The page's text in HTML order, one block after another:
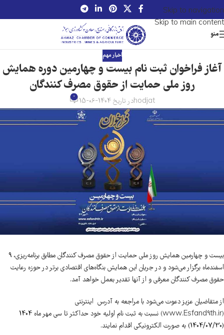
Skip to navigation
Skip to main content
منو
اخبار مهم
آغاز فراخوان ثبت نام بیست و چهارمین دوره همایش
روز ملی حمایت از حقوق مصرف کنندگان
hodjatدر تاریخ 1404-06-15 0
بیست و چهارمین همایش روز ملی حمایت از حقوق مصرف کنندگان مطابق برنامه‌ریزی، 9
اسفندماه برگزار می‌شود و در جریان این همایش بنگاه‌های اقتصادی برتر در حوزه رعایت
حقوق مصرف کنندگان معرفی و از آنها تقدیر بعمل خواهد آمد.
از متقاضیان عزیز دعوت می‌شود با مراجعه به آدرس‌ اینترنتی
(www.Esfand9th.ir)
نسبت به ثبت نام اولیه خود حداکثر تا سی مهر ماه 1404
(1404/07/30) به صورت الکترونیکی اقدام نمایند.